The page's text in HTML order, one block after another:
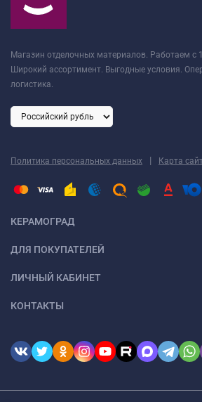
Магазин отделочных материалов. Работаем с
Широкий ассортимент. Выгодные условия.
логистика.
Политика персональных данных | Карта
КЕРАМОГРАД
ДЛЯ ПОКУПАТЕЛЕЙ
ЛИЧНЫЙ КАБИНЕТ
КОНТАКТЫ